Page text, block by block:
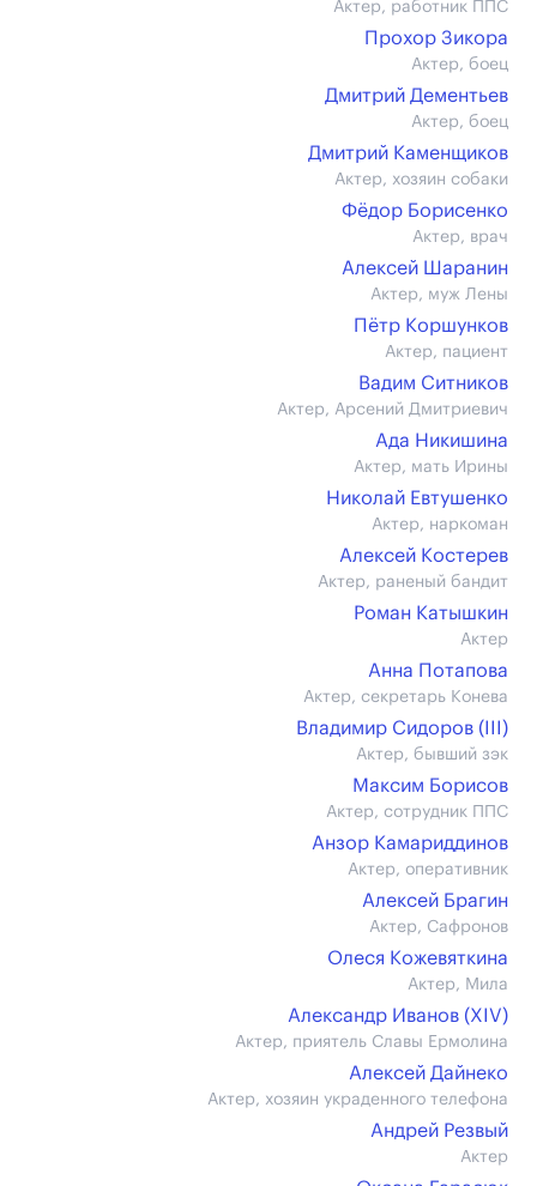
Актер, работник ППС
Прохор Зикора
Актер, боец
Дмитрий Дементьев
Актер, боец
Дмитрий Каменщиков
Актер, хозяин собаки
Фёдор Борисенко
Актер, врач
Алексей Шаранин
Актер, муж Лены
Пётр Коршунков
Актер, пациент
Вадим Ситников
Актер, Арсений Дмитриевич
Ада Никишина
Актер, мать Ирины
Николай Евтушенко
Актер, наркоман
Алексей Костерев
Актер, раненый бандит
Роман Катышкин
Актер
Анна Потапова
Актер, секретарь Конева
Владимир Сидоров (III)
Актер, бывший зэк
Максим Борисов
Актер, сотрудник ППС
Анзор Камариддинов
Актер, оперативник
Алексей Брагин
Актер, Сафронов
Олеся Кожевяткина
Актер, Мила
Александр Иванов (XIV)
Актер, приятель Славы Ермолина
Алексей Дайнеко
Актер, хозяин украденного телефона
Андрей Резвый
Актер